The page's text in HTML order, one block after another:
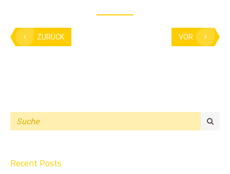
ZURÜCK VOR
Recent Posts